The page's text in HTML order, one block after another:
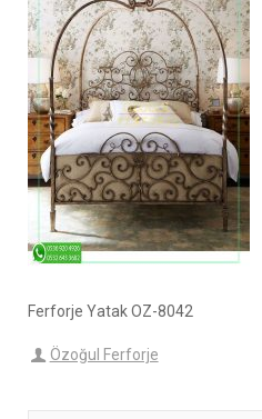
Ferforje Yatak OZ-8042
Özoğul Ferforje